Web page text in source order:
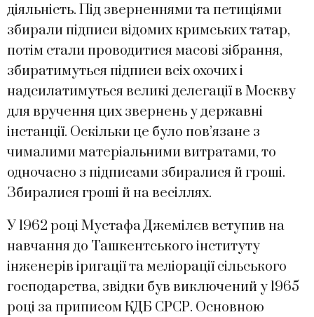
діяльність. Під зверненнями та петиціями
збирали підписи відомих кримських татар,
потім стали проводитися масові зібрання,
збиратимуться підписи всіх охочих і
надсилатимуться великі делегації в Москву
для вручення цих звернень у державні
інстанції. Оскільки це було пов’язане з
чималими матеріальними витратами, то
одночасно з підписами збиралися й гроші.
Збиралися гроші й на весіллях.
У 1962 році Мустафа Джемілєв вступив на
навчання до Ташкентського інституту
інженерів іригації та меліорації сільського
господарства, звідки був виключений у 1965
році за приписом КДБ СРСР. Основною